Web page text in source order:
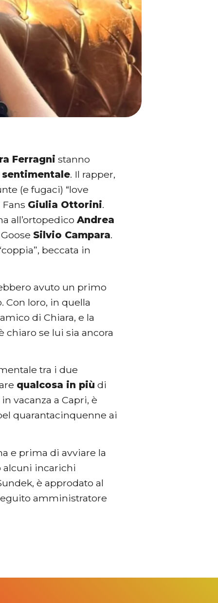
Ferragni stanno
sentimentale. Il rapper,
(e fugaci) “love
Giulia Ottorini.
all’ortopedicoAndrea
Silvio Campara.
beccata in
avuto un primo
Con loro, in quella
di Chiara, e la
chiaro se lui sia ancora
tra i due
qualcosa in più di
vacanza a Capri, è
quarantacinquenne ai
e prima di avviare la
alcuni incarichi
è approdato al
amministratore